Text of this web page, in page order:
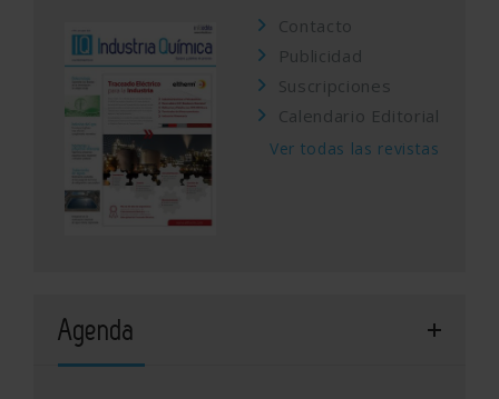
Contacto
Publicidad
Suscripciones
Calendario Editorial
Ver todas las revistas
Agenda